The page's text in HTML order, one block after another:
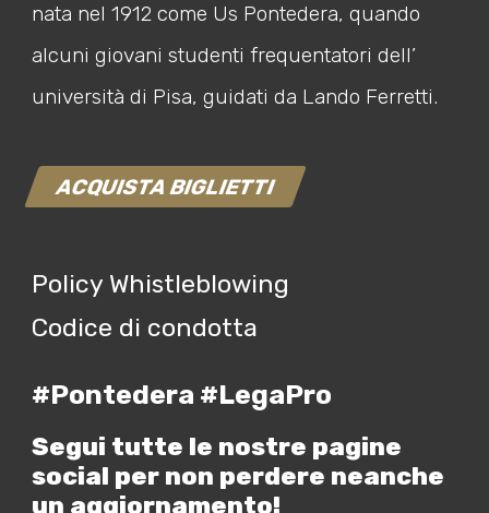
nata nel 1912 come Us Pontedera, quando
alcuni giovani studenti frequentatori dell’
università di Pisa, guidati da Lando Ferretti.
ACQUISTA BIGLIETTI
Policy Whistleblowing
Codice di condotta
#Pontedera #LegaPro
Segui tutte le nostre pagine
social per non perdere neanche
un aggiornamento!